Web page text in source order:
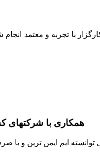
با تجربه و معتمد
همکاری با شرکتهای
ایم ایمن ترین و با